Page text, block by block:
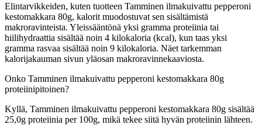
Elintarvikkeiden, kuten tuotteen Tamminen ilmakuivattu pepperoni
kestomakkara 80g, kalorit muodostuvat sen sisältämistä
makroravinteista. Yleissääntönä yksi gramma proteiinia tai
hiilihydraattia sisältää noin 4 kilokaloria (kcal), kun taas yksi
gramma rasvaa sisältää noin 9 kilokaloria. Näet tarkemman
kalorijakauman sivun yläosan makroravinnekaaviosta.
Onko Tamminen ilmakuivattu pepperoni kestomakkara 80g
proteiinipitoinen?
Kyllä, Tamminen ilmakuivattu pepperoni kestomakkara 80g sisältää
25,0g proteiinia per 100g, mikä tekee siitä hyvän proteiinin lähteen.